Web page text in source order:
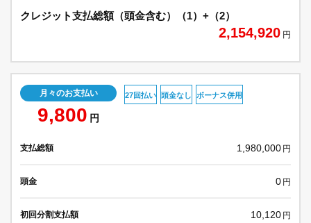
クレジット支払総額（頭金含む）（1）+（2）
2,154,920 円
月々のお支払い
9,800 円
27回払い 頭金なし ボーナス併用
支払総額 1,980,000 円
頭金 0 円
初回分割支払額 10,120 円